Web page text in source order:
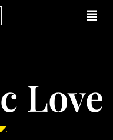
Main
Love